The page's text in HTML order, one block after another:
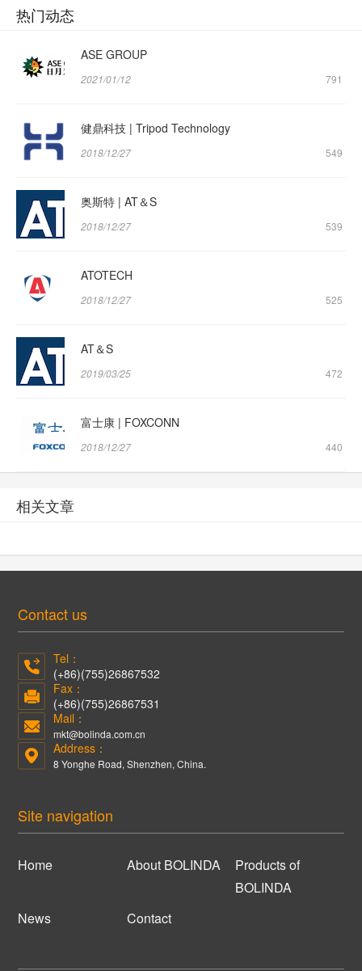
热门动态
ASE GROUP
2021/01/12 791
健鼎科技 | Tripod Technology
2018/12/27 549
奥斯特 | AT＆S
2018/12/27 539
ATOTECH
2018/12/27 525
AT＆S
2019/03/25 472
富士康 | FOXCONN
2018/12/27 440
相关文章
Contact us
Tel：
(+86)(755)26867532
Fax：
(+86)(755)26867531
Mail：
mkt@bolinda.com.cn
Address：
8 Yonghe Road, Shenzhen, China.
Site navigation
Home About BOLINDA
Products of
BOLINDA
News
Contact